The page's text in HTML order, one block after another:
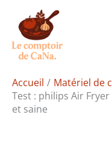
contenu
Accueil
Matériel de
Test : philips Air
et saine
Rechercher